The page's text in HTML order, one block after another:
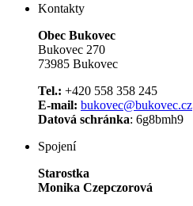
Kontakty
Obec Bukovec
Bukovec 270
73985 Bukovec
Tel.: +420 558 358 245
E-mail: bukovec@bukovec.cz
Datová schránka: 6g8bmh9
Spojení
Starostka
Monika Czepczorová